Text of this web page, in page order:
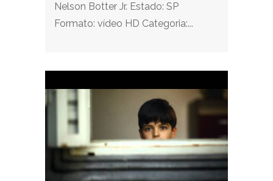
Nelson Botter Jr. Estado: SP
Formato: vídeo HD Categoria:...